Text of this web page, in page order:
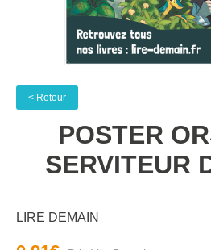
< Retour
POSTER
SERVITEUR
LIRE DEMAIN